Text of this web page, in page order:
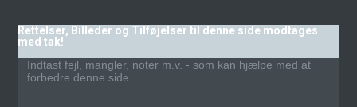
Rettelser, Billeder og Tilføjelser til denne side modtages
med tak!